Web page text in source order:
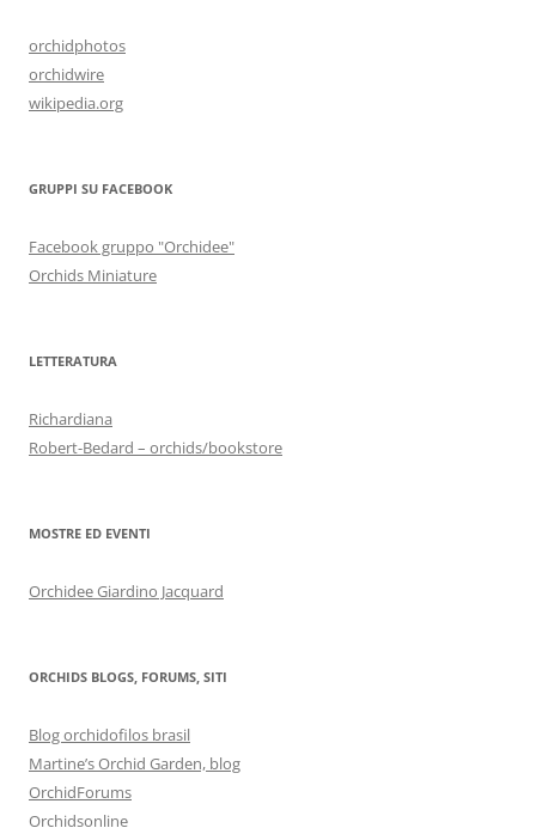
orchidphotos
orchidwire
wikipedia.org
GRUPPI SU FACEBOOK
Facebook gruppo "Orchidee"
Orchids Miniature
LETTERATURA
Richardiana
Robert-Bedard – orchids/bookstore
MOSTRE ED EVENTI
Orchidee Giardino Jacquard
ORCHIDS BLOGS, FORUMS, SITI
Blog orchidofilos brasil
Martine’s Orchid Garden, blog
OrchidForums
Orchidsonline